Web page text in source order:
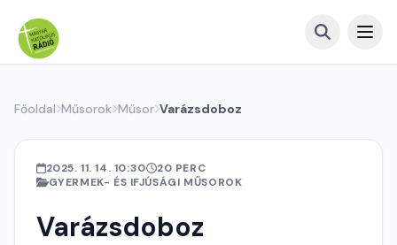
Főoldal Műsorok Műsor Varázsdoboz
2025. 11. 14. 10:30
20 PERC
GYERMEK- ÉS IFJÚSÁGI MŰSOROK
Varázsdoboz